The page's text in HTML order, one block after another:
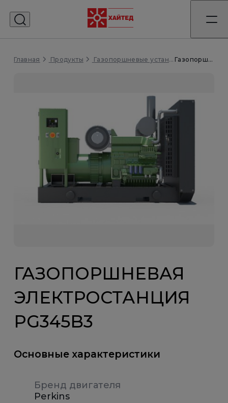
Главная Продукты Газопоршневые установки (ГПУ) Газопоршневая электростанция PG345B3
ГАЗОПОРШНЕВАЯ
ЭЛЕКТРОСТАНЦИЯ
PG345B3
Основные характеристики
Бренд двигателя
Perkins